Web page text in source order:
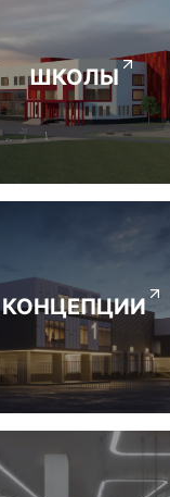
ШКОЛЫ
КОНЦЕПЦИИ